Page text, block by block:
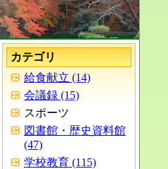
カテゴリ
給食献立 (14)
会議録 (15)
スポーツ
図書館・歴史資料館
(47)
学校教育 (115)